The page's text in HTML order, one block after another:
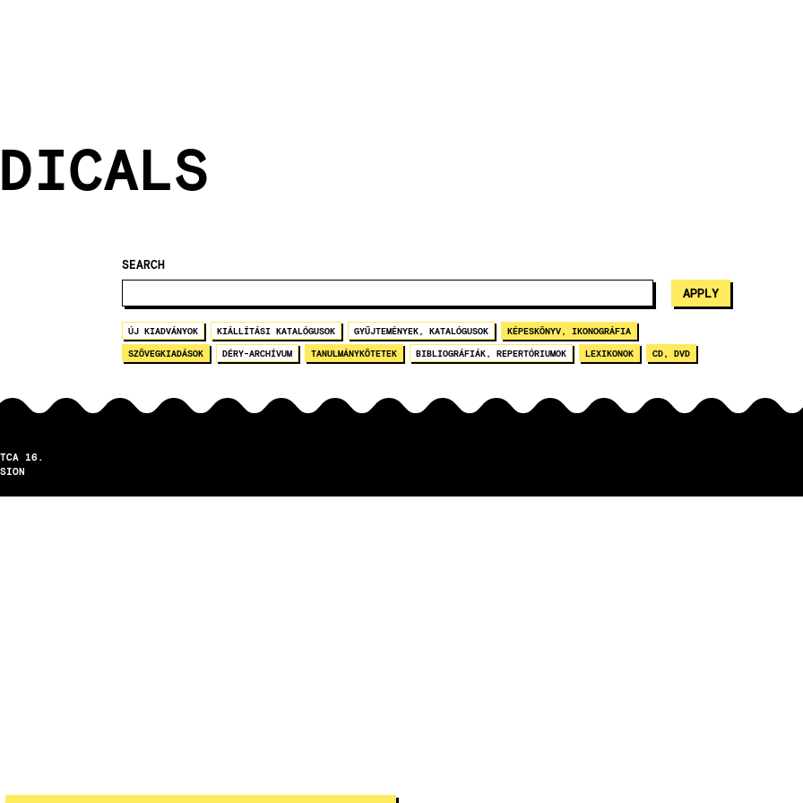
SEARCH
ÚJ KIADVÁNYOK KIÁLLÍTÁSI KATALÓGUSOK GYŰJTEMÉNYEK, KATALÓGUSOK KÉPESKÖNYV, IKONOGRÁFIA
SZÖVEGKIADÁSOK DÉRY-ARCHÍVUM TANULMÁNYKÖTETEK BIBLIOGRÁFIÁK, REPERTÓRIUMOK LEXIKONOK CD, DVD
16.